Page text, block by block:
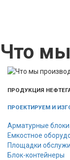
Что
ПРОДУКЦИЯ
ПРОЕКТИРУЕМ И
Арматурные блоки
Емкостное
Площадки
Блок-контейнеры